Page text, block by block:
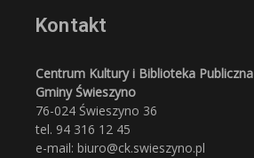
Kontakt
Centrum Kultury i Biblioteka Publiczna
Gminy Świeszyno
76-024 Świeszyno 36
tel. 94 316 12 45
e-mail: biuro@ck.swieszyno.pl